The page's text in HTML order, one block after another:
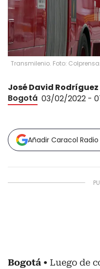
Transmilenio. Foto: Colprensa.
José David Rodríguez
Bogotá 03/02/2022 -
Añadir Caracol
Bogotá
Luego de